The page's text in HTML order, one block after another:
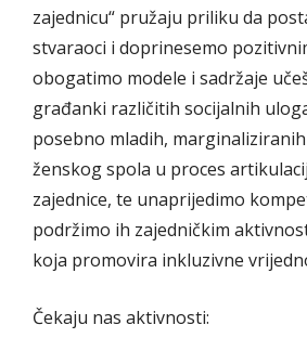
zajednicu“ pružaju priliku da
stvaraoci i doprinesemo
obogatimo modele i sadržaje
građanki različitih socijalnih
posebno mladih,
ženskog spola u proces
zajednice, te unaprijedimo
podržimo ih zajedničkim
koja promovira inkluzivne
Čekaju nas aktivnosti: